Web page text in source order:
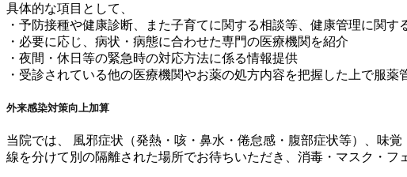
具体的な項目として、
・予防接種や健康診断、また子育てに関する相談等、健康管理に関
・必要に応じ、病状・病態に合わせた専門の医療機関を紹介
・夜間・休日等の緊急時の対応方法に係る情報提供
・受診されている他の医療機関やお薬の処方内容を把握した上で服薬
外来感染対策向上加算
当院では、 風邪症状（発熱・咳・鼻水・倦怠感・腹部症状等）、味
線を分けて別の隔離された場所でお待ちいただき、消毒・マスク・フ